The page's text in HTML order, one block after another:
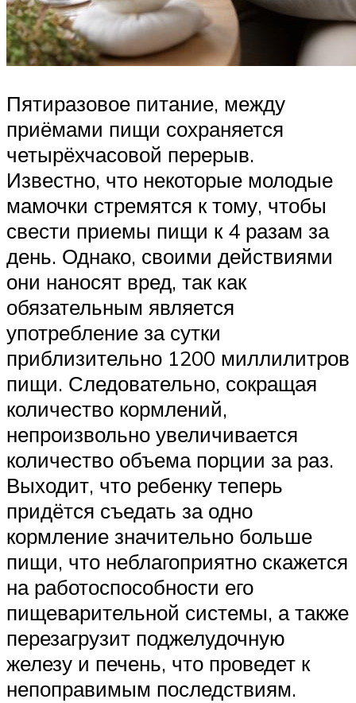
Пятиразовое питание, между
приёмами пищи сохраняется
четырёхчасовой перерыв.
Известно, что некоторые молодые
мамочки стремятся к тому, чтобы
свести приемы пищи к 4 разам за
день. Однако, своими действиями
они наносят вред, так как
обязательным является
употребление за сутки
приблизительно 1200 миллилитров
пищи. Следовательно, сокращая
количество кормлений,
непроизвольно увеличивается
количество объема порции за раз.
Выходит, что ребенку теперь
придётся съедать за одно
кормление значительно больше
пищи, что неблагоприятно скажется
на работоспособности его
пищеварительной системы, а также
перезагрузит поджелудочную
железу и печень, что проведет к
непоправимым последствиям.